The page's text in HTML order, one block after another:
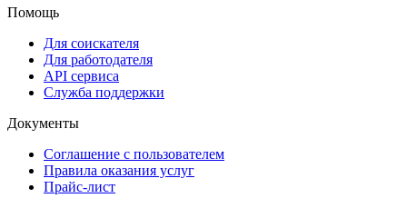
Помощь
Для соискателя
Для работодателя
API сервиса
Служба поддержки
Документы
Соглашение с пользователем
Правила оказания услуг
Прайс-лист